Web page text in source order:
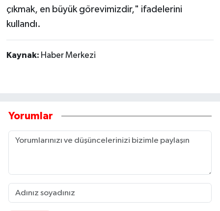
çıkmak, en büyük görevimizdir," ifadelerini
kullandı.
Kaynak: Haber Merkezi
Yorumlar